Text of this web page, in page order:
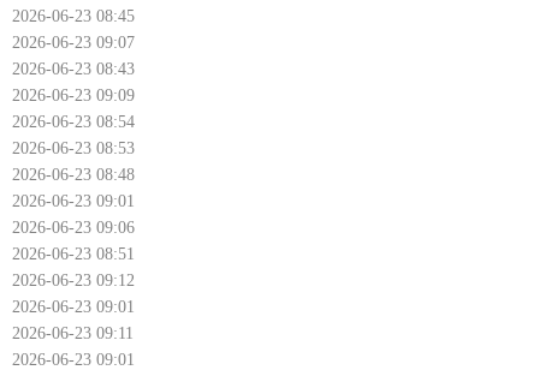
2026-06-23 08:45
2026-06-23 09:07
2026-06-23 08:43
2026-06-23 09:09
2026-06-23 08:54
2026-06-23 08:53
2026-06-23 08:48
2026-06-23 09:01
2026-06-23 09:06
2026-06-23 08:51
2026-06-23 09:12
2026-06-23 09:01
2026-06-23 09:11
2026-06-23 09:01